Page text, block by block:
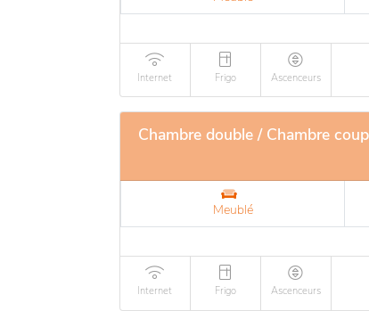
Internet Frigo Ascenceurs
Chambre double / Chambre
Meublé
Internet Frigo Ascenceurs